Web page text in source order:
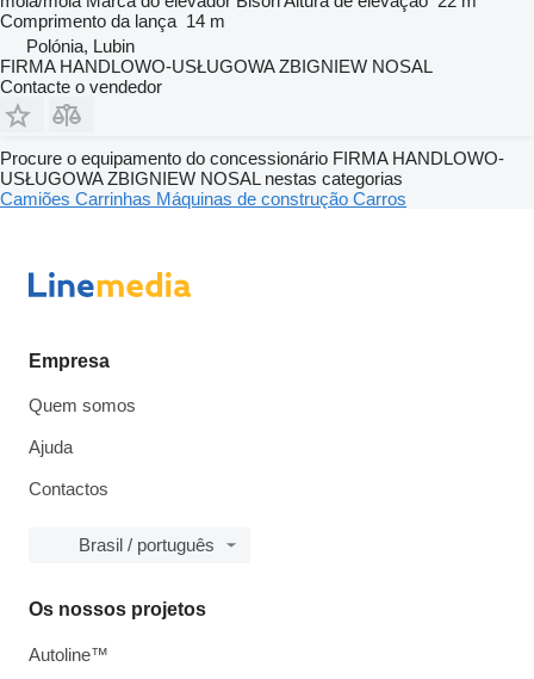
Comprimento da lança 14 m
Polónia, Lubin
FIRMA HANDLOWO-USŁUGOWA ZBIGNIEW NOSAL
Contacte o vendedor
Procure o equipamento do concessionário FIRMA HANDLOWO-
USŁUGOWA ZBIGNIEW NOSAL nestas categorias
Camiões Carrinhas Máquinas de construção Carros
Empresa
Quem somos
Ajuda
Contactos
Brasil / português
Os nossos projetos
Autoline™